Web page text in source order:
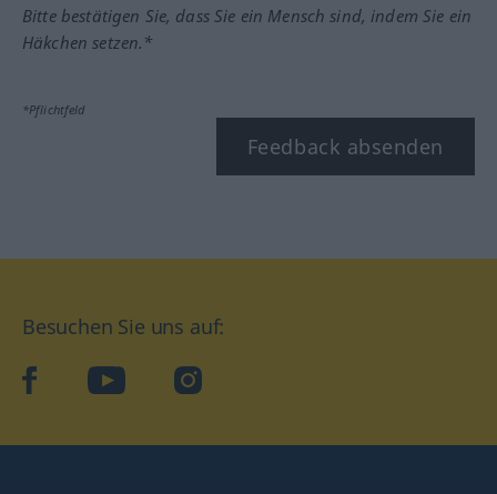
Bitte bestätigen Sie, dass Sie ein Mensch sind, indem Sie ein
Häkchen setzen.*
*Pflichtfeld
Feedback absenden
Besuchen Sie uns auf:
facebookYouTube Instagram